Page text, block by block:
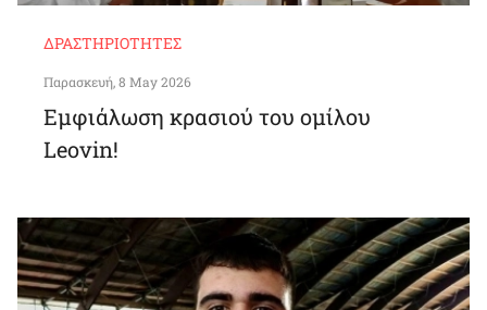
ΔΡΑΣΤΗΡΙΌΤΗΤΕΣ
Παρασκευή, 8 May 2026
Εμφιάλωση κρασιού του ομίλου
Leovin!